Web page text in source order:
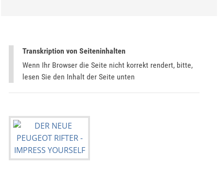
Transkription von Seiteninhalten
Wenn Ihr Browser die Seite nicht korrekt rendert, bitte,
lesen Sie den Inhalt der Seite unten